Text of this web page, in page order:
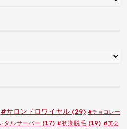
#サロンドロワイヤル(29) #チョコレー
タルサーバー (17) #初期脱毛(19) #英会